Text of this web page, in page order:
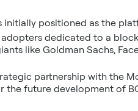
initially positioned as the
dedicated to a
like Goldman Sachs,
partnership with the
the future development of